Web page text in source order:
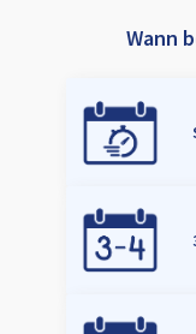
Wann